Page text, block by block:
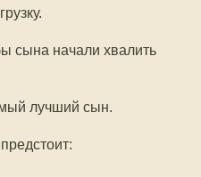
сына начали хвалить
лучший сын.